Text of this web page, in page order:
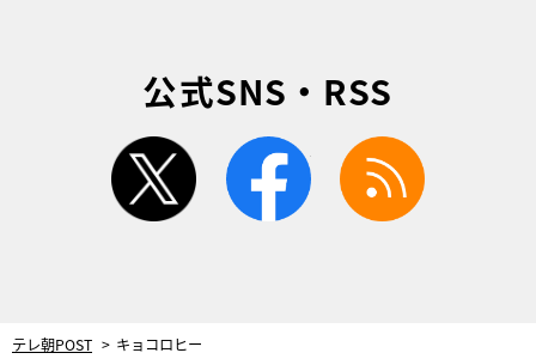
公式SNS・RSS
twitter facebook
テレ朝POST キョコロヒー